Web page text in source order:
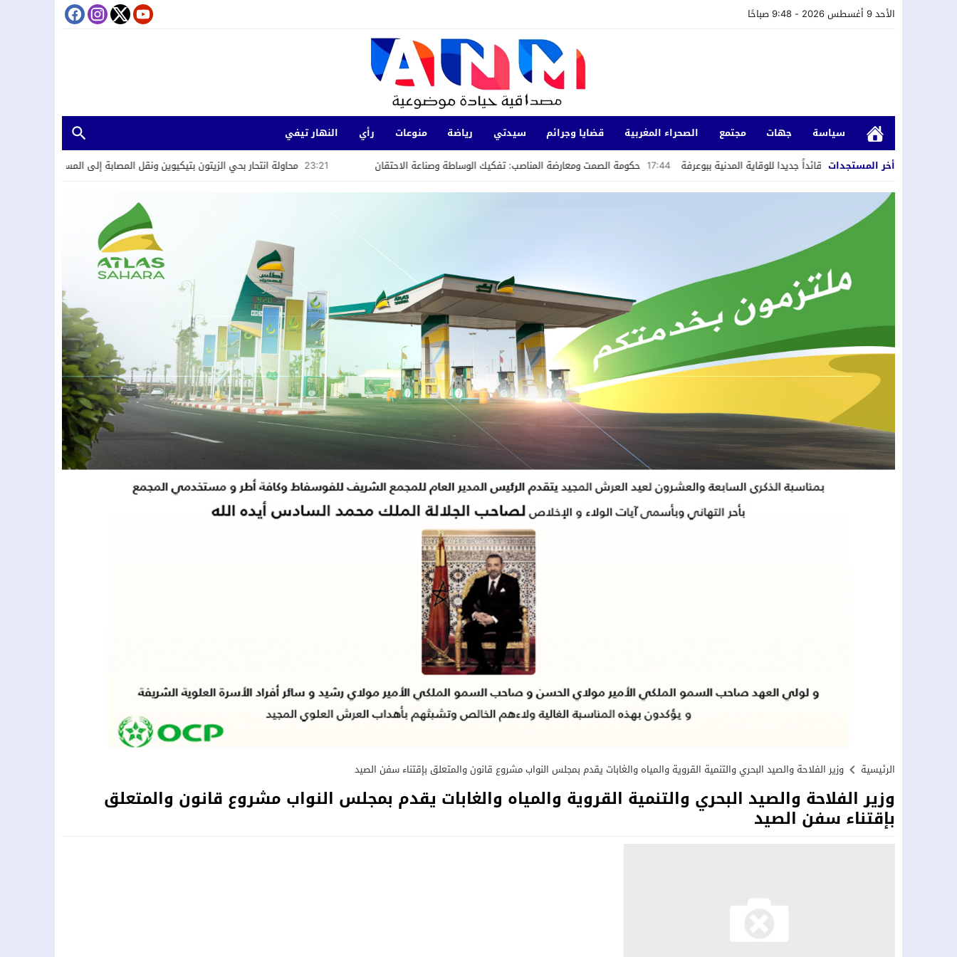
الأحد 9 أغسطس 2026 - 9:48 صباحًا
سياسة جهات مجتمع الصحراء المغربية قضايا وجرائم سيدتي رياضة منوعات رأي
النهار تيفي
أخر المستجدات
محاولة انتحار بحي الزيتون بتيكيوين ونقل المصابة إلى المستشفى الجهوي خطاب إبراهيم قائداً جديدا للوقاية المدنية ببوعرفة 17:44 حكومة الصمت ومعارضة المناصب: تفكيك الوساطة وصناعة الاحتقان
الرئيسية وزير الفلاحة والصيد البحري والتنمية القروية والمياه والغابات يقدم بمجلس النواب مشروع قانون والمتعلق بإقتناء سفن الصيد
وزير الفلاحة والصيد البحري والتنمية القروية والمياه والغابات يقدم بمجلس النواب مشروع قانون والمتعلق
بإقتناء سفن الصيد